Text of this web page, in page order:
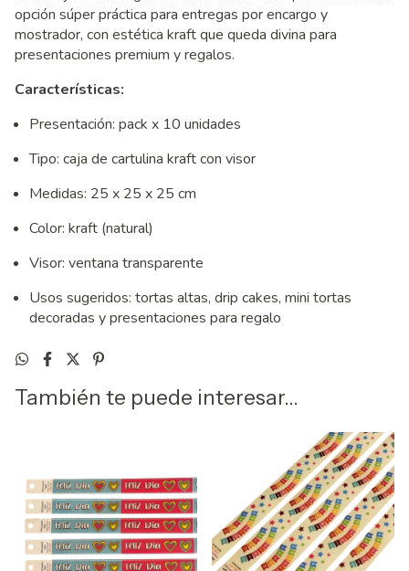
opción súper práctica para entregas por encargo y
mostrador, con estética kraft que queda divina para
presentaciones premium y regalos.
Características:
Presentación: pack x 10 unidades
Tipo: caja de cartulina kraft con visor
Medidas: 25 x 25 x 25 cm
Color: kraft (natural)
Visor: ventana transparente
Usos sugeridos: tortas altas, drip cakes, mini tortas
decoradas y presentaciones para regalo
También te puede interesar...